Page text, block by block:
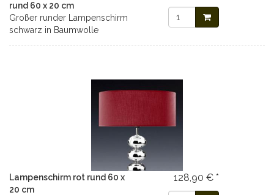
rund 60 x 20 cm
Großer runder Lampenschirm
schwarz in Baumwolle
Lampenschirm rot rund 60 x
20 cm
128,90 € *